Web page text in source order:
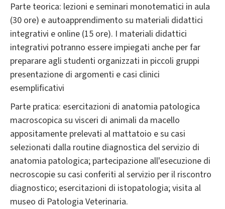
Parte teorica: lezioni e seminari monotematici in aula
(30 ore) e autoapprendimento su materiali didattici
integrativi e online (15 ore). I materiali didattici
integrativi potranno essere impiegati anche per far
preparare agli studenti organizzati in piccoli gruppi
presentazione di argomenti e casi clinici
esemplificativi
Parte pratica: esercitazioni di anatomia patologica
macroscopica su visceri di animali da macello
appositamente prelevati al mattatoio e su casi
selezionati dalla routine diagnostica del servizio di
anatomia patologica; partecipazione all'esecuzione di
necroscopie su casi conferiti al servizio per il riscontro
diagnostico; esercitazioni di istopatologia; visita al
museo di Patologia Veterinaria.